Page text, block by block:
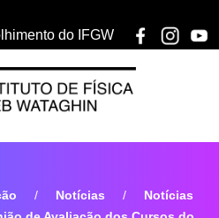
do IFGW
Notícias
Notícias